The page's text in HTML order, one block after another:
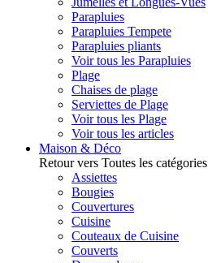
Parapluies
Parapluies Tempete
Parapluies pliants
Voir tous les Parapluies
Plage
Chaises de plage
Serviettes de Plage
Voir tous les Plage
Voir tous les articles
Maison & Déco
Retour vers Toutes les catégories
Assiettes
Bougies
Couvertures
Cuisine
Couteaux de Cuisine
Couverts